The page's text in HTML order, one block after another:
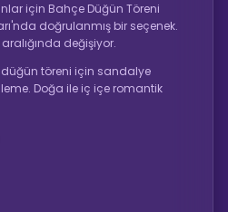
için Bahçe Düğün Töreni
doğrulanmış bir seçenek.
değişiyor.
töreni için sandalye
Doğa ile iç içe romantik